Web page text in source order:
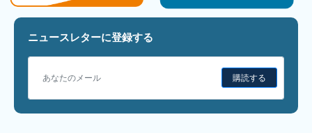
ニュースレターに登録する
購読する